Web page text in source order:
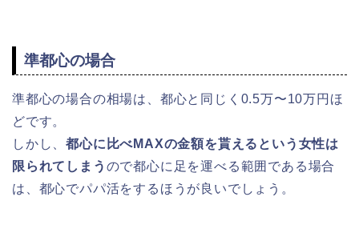
準都心の場合
準都心の場合の相場は、都心と同じく0.5万〜10万円ほ
どです。
しかし、都心に比べMAXの金額を貰えるという女性は
限られてしまう ので都心に足を運べる範囲である場合
は、都心でパパ活をするほうが良いでしょう。